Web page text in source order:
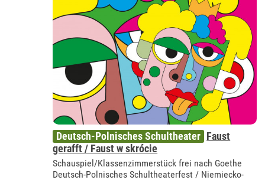
Deutsch-Polnisches Schultheater Faust
gerafft / Faust w skrócie
Schauspiel/Klassenzimmerstück frei nach Goethe
Deutsch-Polnisches Schultheaterfest / Niemiecko-